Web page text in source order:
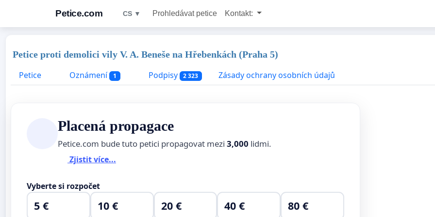
Petice.com CS ▼ Prohledávat petice Kontakt:
Petice proti demolici vily V. A. Beneše na Hřebenkách (Praha 5)
Petice
Oznámení 1 Podpisy 2 323 Zásady ochrany osobních údajů
Placená propagace
Petice.com bude tuto petici propagovat mezi 3,000 lidmi.
Zjistit více...
Vyberte si rozpočet
5 € 10 € 20 € 40 € 80 €